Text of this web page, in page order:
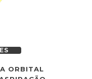
ORBITAL